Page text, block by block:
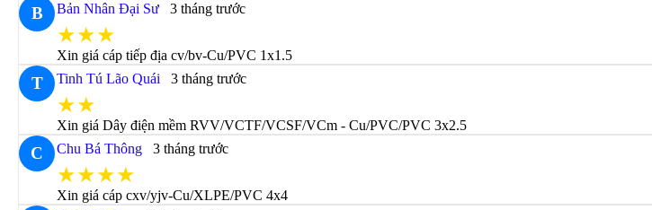
B Bản Nhân Đại Sư 3 tháng trước
★★★
Xin giá cáp tiếp địa cv/bv-Cu/PVC 1x1.5
T Tinh Tú Lão Quái 3 tháng trước
★★
Xin giá Dây điện mềm RVV/VCTF/VCSF/VCm - Cu/PVC/PVC 3x2.5
C Chu Bá Thông 3 tháng trước
★★★★
Xin giá cáp cxv/yjv-Cu/XLPE/PVC 4x4